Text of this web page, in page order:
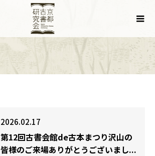
2026.02.17
第12回古書会館de古本まつり沢山の
皆様のご来場ありがとうございまし...